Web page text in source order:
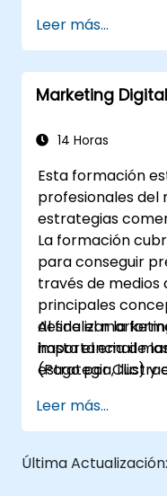
introducción a los
marketing digital,
el marketing en
marketing por
la formación,
ejemplos
Leer más...
Marketing
14 Horas
Esta formación
profesionales del
estrategias
La formación
para conseguir
través de medios
principales
desde el
hasta el email
(Pago por Clic) y
Al finalizar la
importancia de
estrategia,
Leer más...
Última Actualización: